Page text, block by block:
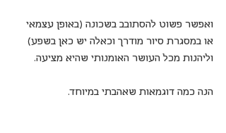
ואפשר פשוט להסתובב בשכונה (באופן עצמאי
או במסגרת סיור מודרך וכאלה יש כאן בשפע)
וליהנות מכל העושר האומנותי שהיא מציעה.
הנה כמה דוגמאות שאהבתי במיוחד.